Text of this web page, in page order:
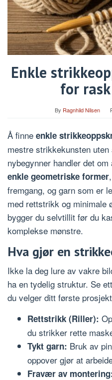
Enkle
for
By Ragnhild Nilsen
Å finne enkle
mestre strikkekunsten
nybegynner handler det
enkle geometriske former
fremgang, og garn som er
med rettstrikk og minimale
bygger du selvtillit før du
komplekse mønstre.
Hva gjør en
Ikke la deg lure av vakre
ha en tydelig struktur. Se
du velger ditt første
Rettstrikk (Riller):
du strikker rette
Tykt garn: Bruk av
oppover gjør at
Fravær av montering: